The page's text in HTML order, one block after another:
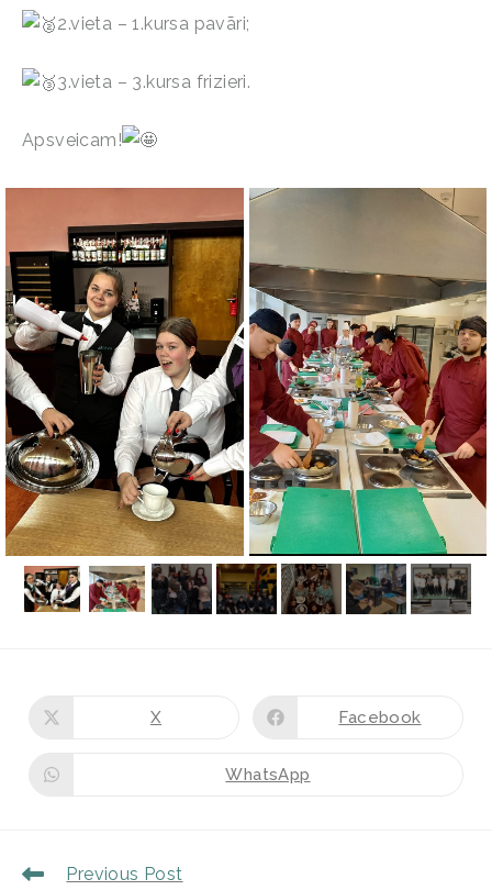
2.vieta – 1.kursa pavāri;
3.vieta – 3.kursa frizieri.
Apsveicam!
X Facebook
WhatsApp
Previous Post